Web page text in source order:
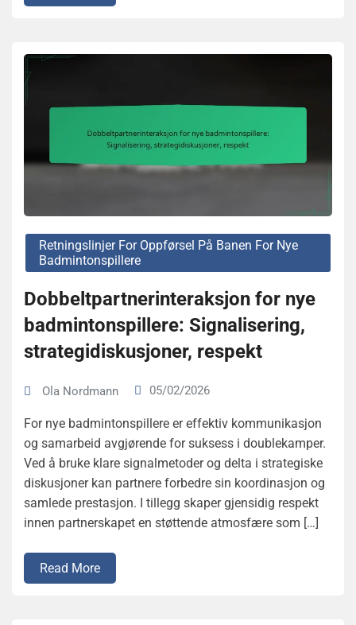
Retningslinjer For Oppførsel På Banen For Nye
Badmintonspillere
Dobbeltpartnerinteraksjon for nye
badmintonspillere: Signalisering,
strategidiskusjoner, respekt
Ola Nordmann 05/02/2026
For nye badmintonspillere er effektiv kommunikasjon
og samarbeid avgjørende for suksess i doublekamper.
Ved å bruke klare signalmetoder og delta i strategiske
diskusjoner kan partnere forbedre sin koordinasjon og
samlede prestasjon. I tillegg skaper gjensidig respekt
innen partnerskapet en støttende atmosfære som […]
Read More